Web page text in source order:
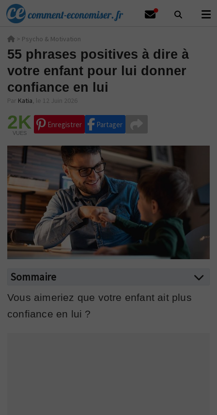
> Psycho & Motivation
55 phrases positives à dire à
votre enfant pour lui donner
confiance en lui
Par Katia, le 12 Juin 2026
2K
VUES
Enregistrer Partager
Sommaire
Vous aimeriez que votre enfant ait plus
confiance en lui ?